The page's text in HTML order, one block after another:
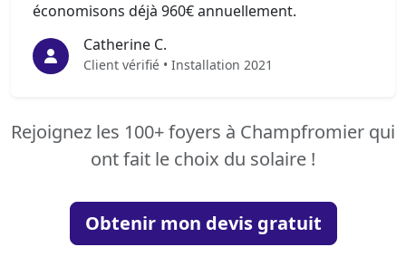
économisons déjà 960€ annuellement.
Catherine C.
Client vérifié • Installation 2021
Rejoignez les 100+ foyers à Champfromier qui
ont fait le choix du solaire !
Obtenir mon devis gratuit